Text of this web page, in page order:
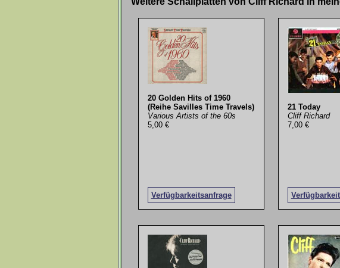
20 Golden Hits of 1960
(Reihe Savilles Time Travels)
Various Artists of the 60s
5,00 €
Verfügbarkeitsanfrage
21 Today
Cliff Richard
7,00 €